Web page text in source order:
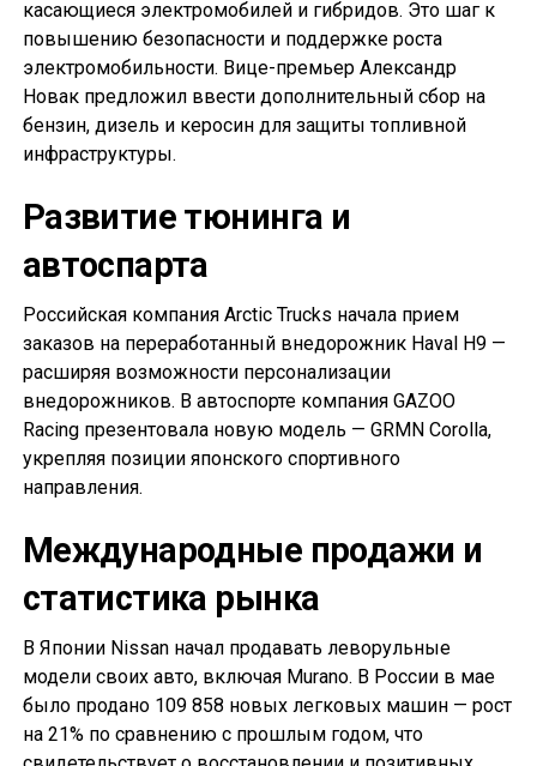
касающиеся электромобилей и гибридов. Это шаг к
повышению безопасности и поддержке роста
электромобильности. Вице-премьер Александр
Новак предложил ввести дополнительный сбор на
бензин, дизель и керосин для защиты топливной
инфраструктуры.
Развитие тюнинга и
автоспарта
Российская компания Arctic Trucks начала прием
заказов на переработанный внедорожник Haval H9 —
расширяя возможности персонализации
внедорожников. В автоспорте компания GAZOO
Racing презентовала новую модель — GRMN Corolla,
укрепляя позиции японского спортивного
направления.
Международные продажи и
статистика рынка
В Японии Nissan начал продавать леворульные
модели своих авто, включая Murano. В России в мае
было продано 109 858 новых легковых машин — рост
на 21% по сравнению с прошлым годом, что